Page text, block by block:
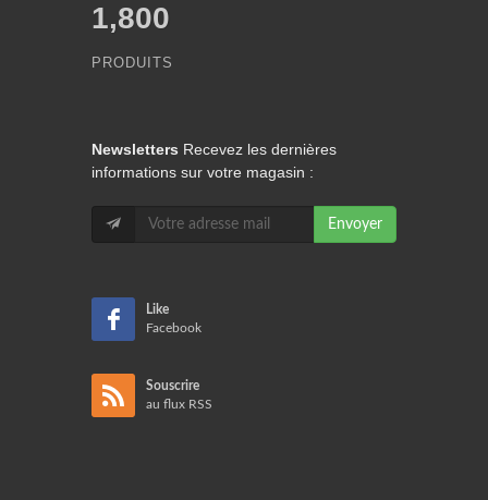
1,800
PRODUITS
Newsletters Recevez les dernières
informations sur votre magasin :
Envoyer
Like
Facebook
Souscrire
au flux RSS